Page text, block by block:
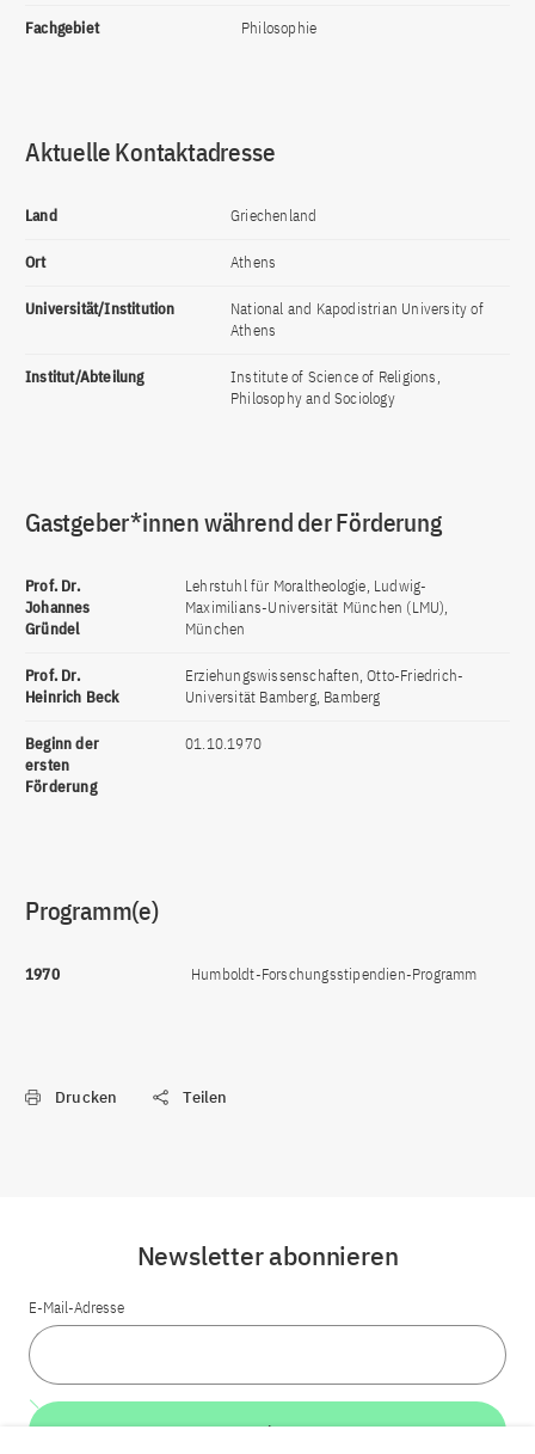
Fachgebiet Philosophie
Aktuelle Kontaktadresse
Land Griechenland
Ort Athens
Universität/Institution
National and Kapodistrian University of
Athens
Institut/Abteilung
Institute of Science of Religions,
Philosophy and Sociology
Gastgeber*innen während der Förderung
Prof. Dr.
Johannes
Gründel
Lehrstuhl für Moraltheologie, Ludwig-
Maximilians-Universität München (LMU),
München
Prof. Dr.
Heinrich Beck
Erziehungswissenschaften, Otto-Friedrich-
Universität Bamberg, Bamberg
Beginn der
ersten
Förderung
01.10.1970
Programm(e)
1970 Humboldt-Forschungsstipendien-Programm
Drucken Teilen
Newsletter abonnieren
E-Mail-Adresse
Weiter